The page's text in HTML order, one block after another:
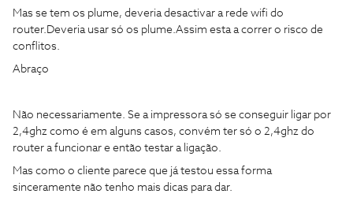
Mas se tem os plume, deveria desactivar a rede wifi do
router.Deveria usar só os plume.Assim esta a correr o risco de
conflitos.
Abraço
Não necessariamente. Se a impressora só se conseguir ligar por
2,4ghz como é em alguns casos, convém ter só o 2,4ghz do
router a funcionar e então testar a ligação.
Mas como o cliente parece que já testou essa forma
sinceramente não tenho mais dicas para dar.